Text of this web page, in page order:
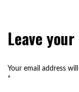
Leave
Your email address
*